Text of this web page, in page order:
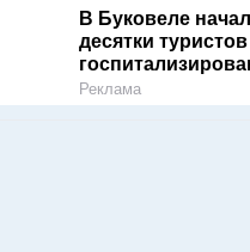
В Буковеле
десятки туристов
Реклама